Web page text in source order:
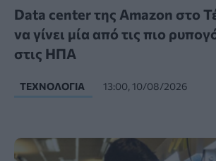
Data center της Amazon στο
να γίνει μία από τις πιο
στις ΗΠΑ
ΤΕΧΝΟΛΟΓΊΑ 13:00, 10/08/2026